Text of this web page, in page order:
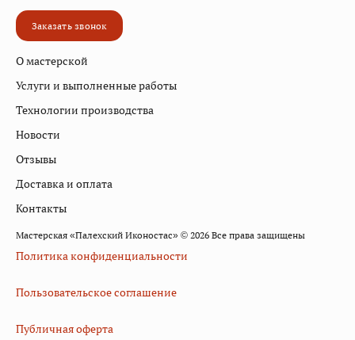
О мастерской
Услуги и выполненные работы
Технологии производства
Новости
Отзывы
Доставка и оплата
Контакты
Заказать звонок
Мастерская «Палехский Иконостас» © 2026 Все права защищены
Политика конфиденциальности
Пользовательское соглашение
Публичная оферта